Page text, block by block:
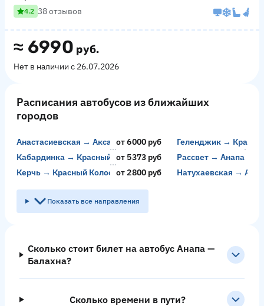
≈ 6990 руб.
Нет в наличии с 26.07.2026
4.2 38 отзывов
Расписания автобусов из ближайших
городов
Анастасиевская → Аксай от 6000 руб
Геленджик →
Кабардинка → Красный Колосот 5373 руб
Рассвет → Анапа
Керчь → Красный Колос от 2800 руб Натухаевская →
Показать все направления
Сколько стоит билет на автобус Анапа —
Балахна?
Сколько времени в пути?